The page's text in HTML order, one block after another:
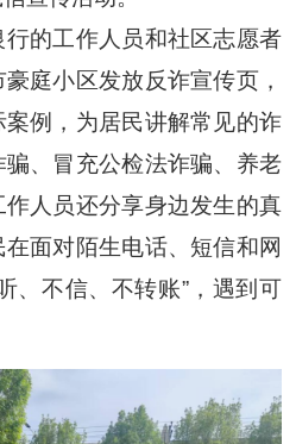
的工作人员和社区志愿者
庭小区发放反诈宣传页，
例，为居民讲解常见的诈
、冒充公检法诈骗、养老
人员还分享身边发生的真
面对陌生电话、短信和网
、不信、不转账”，遇到可